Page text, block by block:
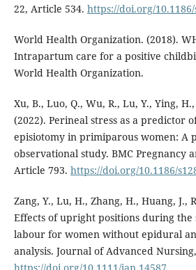
22, Article 534. https://doi.org/10.1186/
World Health Organization. (2018).
Intrapartum care for a positive
World Health Organization.
Xu, B., Luo, Q., Wu, R., Lu, Y., Ying,
(2022). Perineal stress as a predictor
episiotomy in primiparous women: A
observational study. BMC Pregnancy
Article 793. https://doi.org/10.1186/
Zang, Y., Lu, H., Zhang, H., Huang, J.,
Effects of upright positions during the
labour for women without epidural
analysis. Journal of Advanced